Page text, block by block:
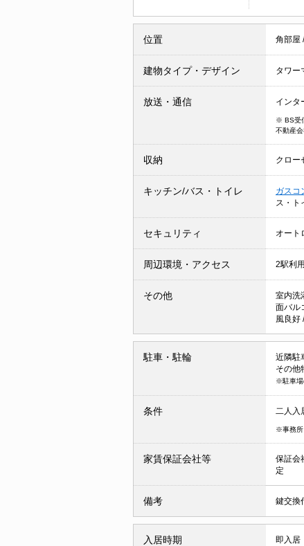
位置 角部屋
建物タイプ・デザイン タワー
放送・通信 インタ
※ BS受
不動産会
収納 クロー
キッチン/バス・トイレ ガスコ
ス・ト
セキュリティ オート
周辺環境・アクセス 2駅利
その他 室内洗
面バル
風良好
駐車・駐輪 近隣駐
その他
※駐車場
条件 二人入
※事務所
家賃保証会社等
保証会
定
備考 鍵交換
入居時期 即入居